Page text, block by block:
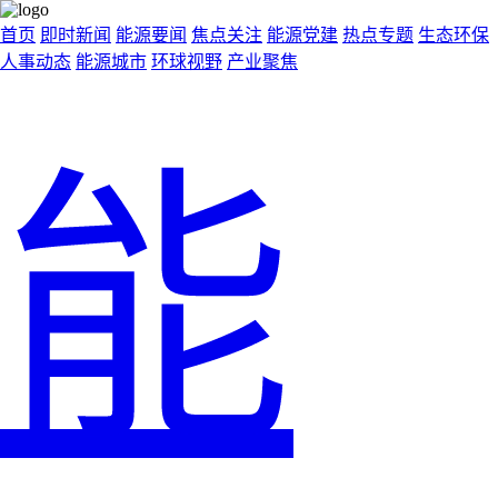
首页 即时新闻 能源要闻 焦点关注 能源党建 热点专题 生态环保
人事动态 能源城市 环球视野 产业聚焦
能